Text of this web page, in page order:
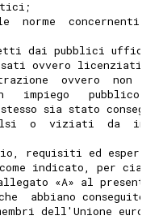
norme
dai pubblici
ovvero
ovvero
impiego
sia stato
o  viziati  da
requisiti ed
indicato, per
«A» al
abbiano
dell'Unione